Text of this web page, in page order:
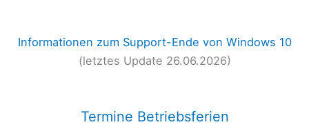
Informationen zum Support-Ende von Windows 10
(letztes Update 26.06.2026)
Termine Betriebsferien